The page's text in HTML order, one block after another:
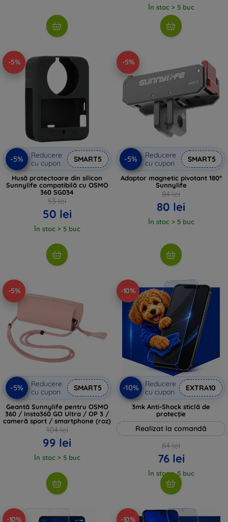
În stoc > 5 buc
-5%
-5%
Reducere
cu cupon
SMART5
Husă protectoare din silicon
Sunnylife compatibilă cu OSMO
360 SG034
53 lei
50 lei
În stoc > 5 buc
-5%
-5%
Reducere
cu cupon
SMART5
Adaptor magnetic pivotant 180°
Sunnylife
84 lei
80 lei
În stoc > 5 buc
-5%
-5%
Reducere
cu cupon
SMART5
Geantă Sunnylife pentru OSMO
360 / Insta360 GO Ultra / OP 3 /
cameră sport / smartphone (roz)
104 lei
99 lei
În stoc > 5 buc
-10%
-10%
Reducere
cu cupon
EXTRA10
3mk Anti-Shock sticlă de
protecție
Realizat la comandă
84 lei
76 lei
În stoc > 5 buc
-10% -10%